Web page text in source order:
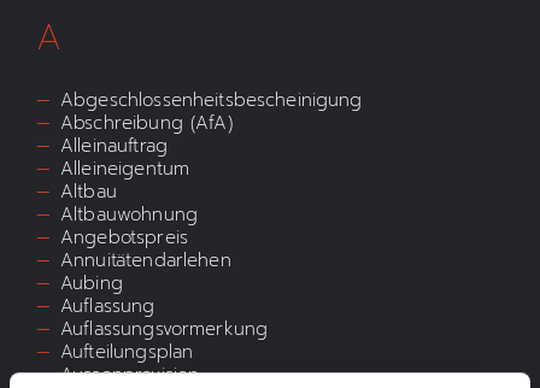
A
Abgeschlossenheitsbescheinigung
Abschreibung (AfA)
Alleinauftrag
Alleineigentum
Altbau
Altbauwohnung
Angebotspreis
Annuitätendarlehen
Aubing
Auflassung
Auflassungsvormerkung
Aufteilungsplan
Aussenprovision